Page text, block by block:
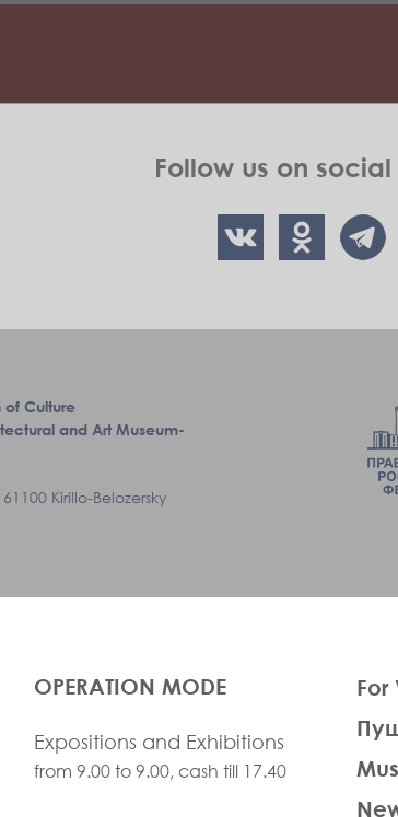
Follow us on
of Culture
and Art Museum-
Kirillo-Belozersky
OPERATION MODE
Expositions and Exhibitions
from 9.00 to 9.00, cash till 17.40
For